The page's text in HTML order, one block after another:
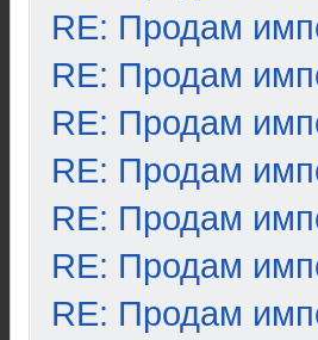
RE: Продам
RE: Продам
RE: Продам
RE: Продам
RE: Продам
RE: Продам
RE: Продам